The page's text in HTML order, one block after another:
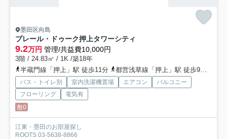
墨田区向島
プレール・ドゥーク押上タワーシティ
9.2万円 管理/共益費10,000円
3階 / 24.83㎡ / 1K /築18年
半蔵門線「押上」駅 徒歩11分
都営浅草線「押上」駅 徒歩9分
バス・トイレ別 室内洗濯機置場 エアコン
バルコニー
フローリング
電気有
敷0
江東・墨田のお部屋探し
ROOTS 03-5638-8866